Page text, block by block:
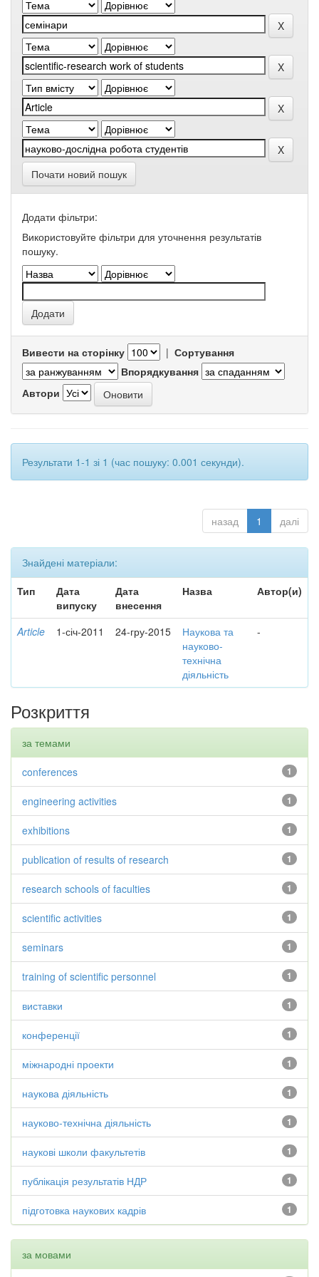
Почати новий пошук
Додати фільтри:
Використовуйте фільтри для уточнення результатів
пошуку.
Вивести на сторінку | Сортування
Впорядкування
Автори
Результати 1-1 зі 1 (час пошуку: 0.001 секунди).
назад 1 далі
Знайдені матеріали:
Тип
Дата
випуску
Дата
внесення
Назва Автор(и)
Article 1-січ-2011 24-гру-2015
Наукова та
науково-
технічна
діяльність
-
Розкриття
за темами
1
conferences
1
engineering activities
1
exhibitions
1
publication of results of research
1
research schools of faculties
1
scientific activities
1
seminars
1
training of scientific personnel
1
виставки
1
конференції
1
міжнародні проекти
1
наукова діяльність
1
науково-технічна діяльність
1
наукові школи факультетів
1
публікація результатів НДР
1
підготовка наукових кадрів
за мовами